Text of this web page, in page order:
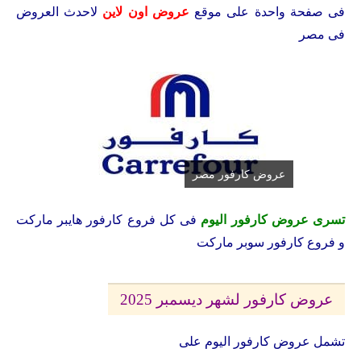
فى صفحة واحدة على موقع عروض اون لاين لاحدث العروض
فى مصر
عروض كارفور مصر
تسرى عروض كارفور اليوم فى كل فروع كارفور هايبر ماركت
و فروع كارفور سوبر ماركت
عروض كارفور لشهر ديسمبر 2025
تشمل عروض كارفور اليوم على